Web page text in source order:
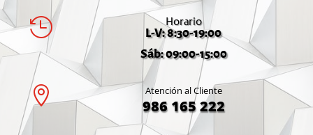
 Horario
L-V: 8:30-19:00
Sáb: 09:00-15:00
 Atención al Cliente
986 165 222